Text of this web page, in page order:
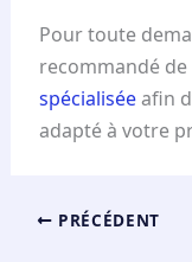
t
e
m
e
t
Pour toute
recommandé de
spécialiséeafin
adapté à votre
PRÉCÉDENT